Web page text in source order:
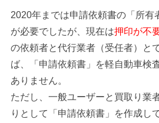
2020年までは申請依頼書の「所有
が必要でしたが、現在は押印が不
の依頼者と代行業者（受任者）と
ば、「申請依頼書」を軽自動車検
ありません。
ただし、一般ユーザーと買取り業
りとして「申請依頼書」を作成し